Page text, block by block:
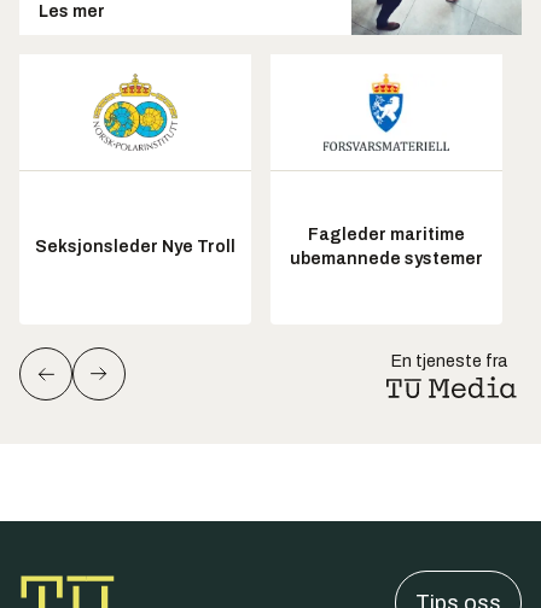
Les mer
Seksjonsleder Nye Troll
Fagleder maritime
ubemannede systemer
En tjeneste fra
Tips oss